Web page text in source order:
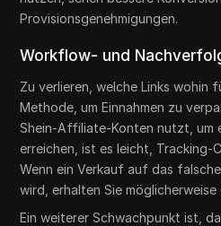
Provisionsgenehmigungen.
Workflow- und
Zu verlieren, welche Links wohin
Methode, um Einnahmen zu
Shein-Affiliate-Konten nutzt, um
erreichen, ist es leicht, Tracking-
Wenn ein Verkauf auf das
wird, erhalten Sie möglicherweise
Ein weiterer Schwachpunkt ist,